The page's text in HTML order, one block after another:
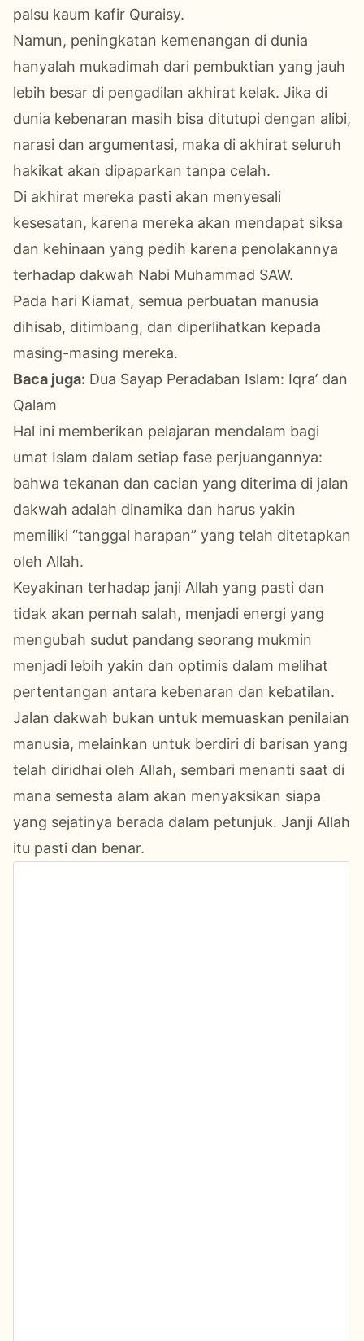
palsu kaum kafir Quraisy.
Namun, peningkatan kemenangan di dunia
hanyalah mukadimah dari pembuktian yang jauh
lebih besar di pengadilan akhirat kelak. Jika di
dunia kebenaran masih bisa ditutupi dengan alibi,
narasi dan argumentasi, maka di akhirat seluruh
hakikat akan dipaparkan tanpa celah.
Di akhirat mereka pasti akan menyesali
kesesatan, karena mereka akan mendapat siksa
dan kehinaan yang pedih karena penolakannya
terhadap dakwah Nabi Muhammad SAW.
Pada hari Kiamat, semua perbuatan manusia
dihisab, ditimbang, dan diperlihatkan kepada
masing-masing mereka.
Baca juga: Dua Sayap Peradaban Islam: Iqra’ dan
Qalam
Hal ini memberikan pelajaran mendalam bagi
umat Islam dalam setiap fase perjuangannya:
bahwa tekanan dan cacian yang diterima di jalan
dakwah adalah dinamika dan harus yakin
memiliki “tanggal harapan” yang telah ditetapkan
oleh Allah.
Keyakinan terhadap janji Allah yang pasti dan
tidak akan pernah salah, menjadi energi yang
mengubah sudut pandang seorang mukmin
menjadi lebih yakin dan optimis dalam melihat
pertentangan antara kebenaran dan kebatilan.
Jalan dakwah bukan untuk memuaskan penilaian
manusia, melainkan untuk berdiri di barisan yang
telah diridhai oleh Allah, sembari menanti saat di
mana semesta alam akan menyaksikan siapa
yang sejatinya berada dalam petunjuk. Janji Allah
itu pasti dan benar.